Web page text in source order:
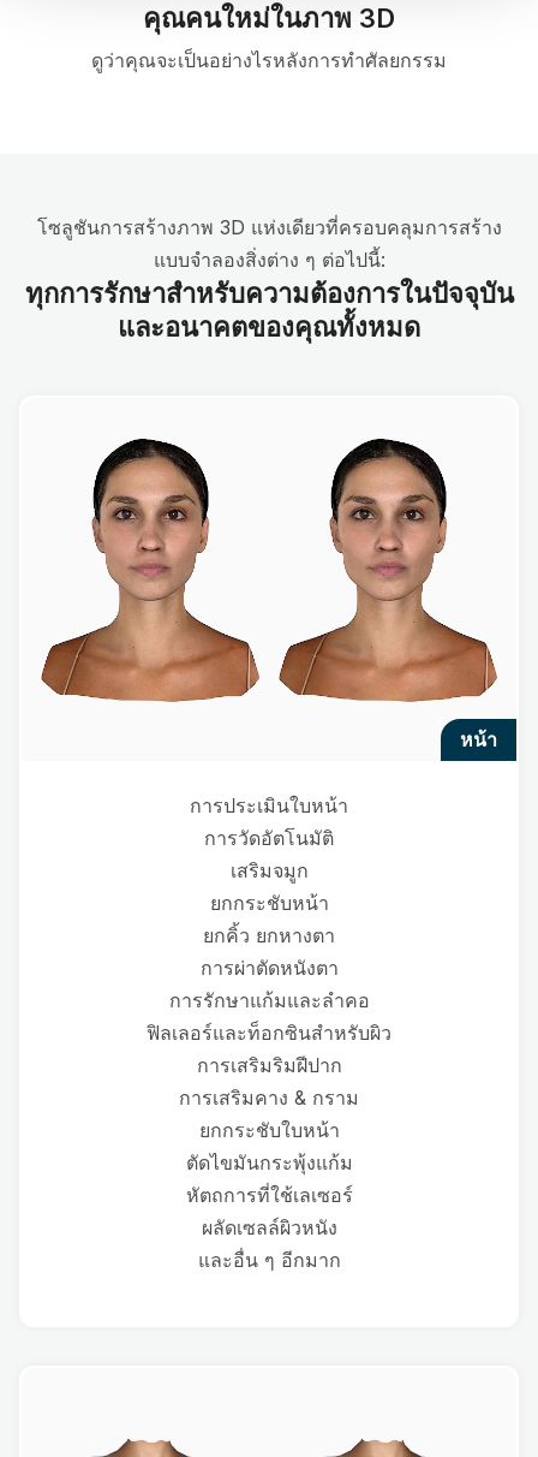
คุณคนใหม่ในภาพ 3D
ดูว่าคุณจะเป็นอย่างไรหลังการทำศัลยกรรม
โซลูชันการสร้างภาพ 3D แห่งเดียวที่ครอบคลุมการสร้าง
แบบจำลองสิ่งต่าง ๆ ต่อไปนี้:
ทุกการรักษาสำหรับความต้องการในปัจจุบัน
และอนาคตของคุณทั้งหมด
หน้า
การประเมินใบหน้า
การวัดอัตโนมัติ
เสริมจมูก
ยกกระชับหน้า
ยกคิ้ว ยกหางตา
การผ่าตัดหนังตา
การรักษาแก้มและลำคอ
ฟิลเลอร์และท็อกซินสำหรับผิว
การเสริมริมฝีปาก
การเสริมคาง & กราม
ยกกระชับใบหน้า
ตัดไขมันกระพุ้งแก้ม
หัตถการที่ใช้เลเซอร์
ผลัดเซลล์ผิวหนัง
และอื่น ๆ อีกมาก